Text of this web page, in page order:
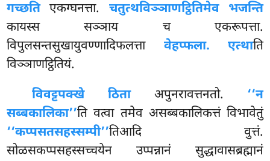
गच्छतिएकग्घनत्ता. चतुत्थविञ्ञाणट्ठितिमेव भजन्ति
कायस्स सञ्ञाय च एकरूपत्ता.
विपुलसन्तसुखायुवण्णादिफलत्ता वेहप्फला. एत्थाति
विञ्ञाणट्ठितियं.
विवट्टपक्खे ठिताअपुनरावत्तनतो. ‘‘न
सब्बकालिका’’ति वत्वा तमेव असब्बकालिकत्तं विभावेतुं
‘‘कप्पसतसहस्सम्पी’’तिआदि वुत्तं.
सोळसकप्पसहस्सच्चयेन उप्पन्नानं सुद्धावासब्रह्मानं